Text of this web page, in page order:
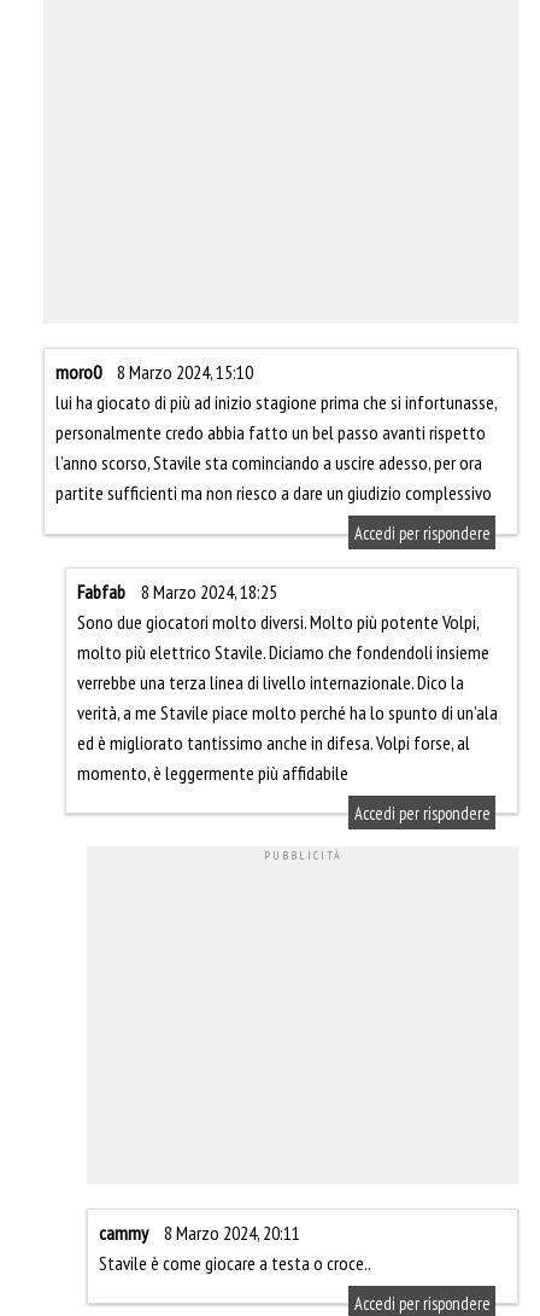
moro0
8 Marzo 2024, 15:10
lui ha giocato di più ad inizio stagione prima che si infortunasse,
personalmente credo abbia fatto un bel passo avanti rispetto
l’anno scorso, Stavile sta cominciando a uscire adesso, per ora
partite sufficienti ma non riesco a dare un giudizio complessivo
Accedi per rispondere
Fabfab
8 Marzo 2024, 18:25
Sono due giocatori molto diversi. Molto più potente Volpi,
molto più elettrico Stavile. Diciamo che fondendoli insieme
verrebbe una terza linea di livello internazionale. Dico la
verità, a me Stavile piace molto perché ha lo spunto di un’ala
ed è migliorato tantissimo anche in difesa. Volpi forse, al
momento, è leggermente più affidabile
Accedi per rispondere
cammy
8 Marzo 2024, 20:11
Stavile è come giocare a testa o croce..
Accedi per rispondere